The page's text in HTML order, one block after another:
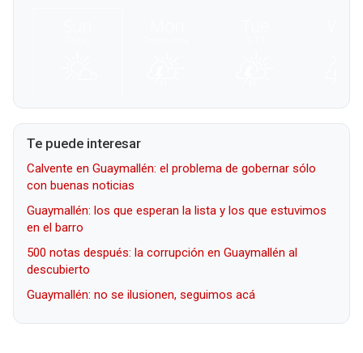
Te puede interesar
Calvente en Guaymallén: el problema de gobernar sólo
con buenas noticias
Guaymallén: los que esperan la lista y los que estuvimos
en el barro
500 notas después: la corrupción en Guaymallén al
descubierto
Guaymallén: no se ilusionen, seguimos acá